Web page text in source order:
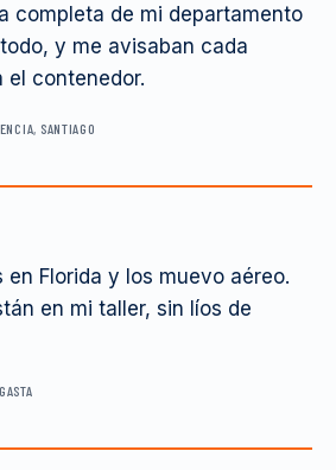
completa de mi departamento
y me avisaban cada
el contenedor.
SANTIAGO
en Florida y los muevo aéreo.
en mi taller, sin líos de